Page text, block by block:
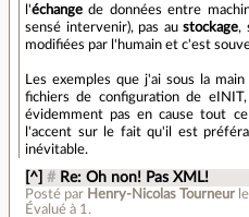
l'échange de données entre
sensé intervenir), pas au stockage,
modifiées par l'humain et c'est
Les exemples que j'ai sous la
fichiers de configuration de
évidemment pas en cause tout
l'accent sur le fait qu'il est
inévitable.
[^] # Re: Oh non! Pas XML!
Posté par Henry-Nicolas Tourneur
Évalué à 1 .